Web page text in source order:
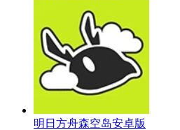
明日方舟森空岛安卓版